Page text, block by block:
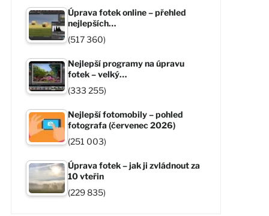
Úprava fotek online – přehled
nejlepších…
(517 360)
Nejlepší programy na úpravu
fotek – velký…
(333 255)
Nejlepší fotomobily – pohled
fotografa (červenec 2026)
(251 003)
Úprava fotek – jak ji zvládnout za
10 vteřin
(229 835)